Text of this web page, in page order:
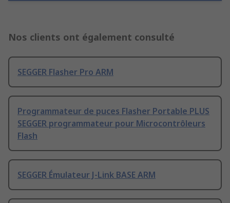
Nos clients ont également consulté
SEGGER Flasher Pro ARM
Programmateur de puces Flasher Portable PLUS
SEGGER programmateur pour Microcontrôleurs
Flash
SEGGER Émulateur J-Link BASE ARM